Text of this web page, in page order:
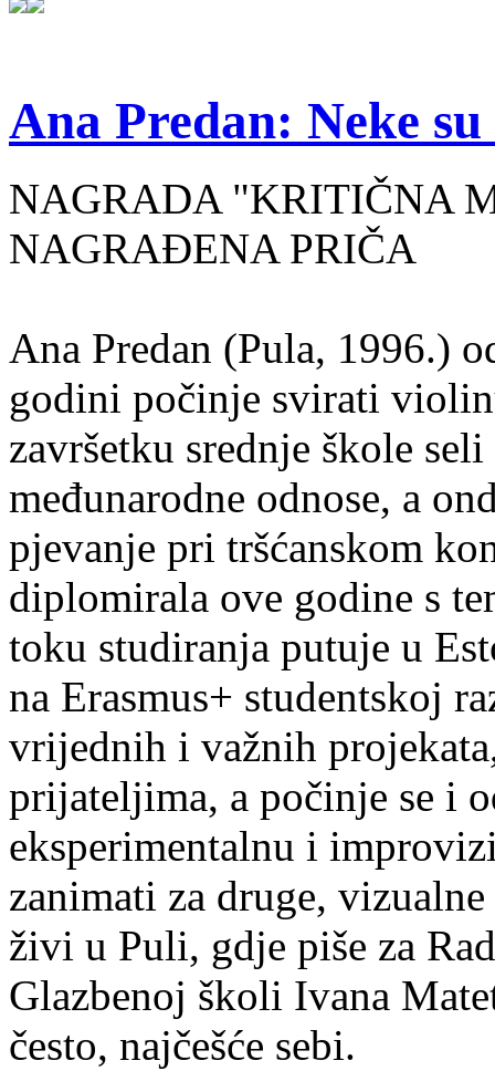
Ana Predan: Neke
NAGRADA "KRITIČNA
NAGRAĐENA PRIČA
Ana Predan (Pula, 1996.)
godini počinje svirati
završetku srednje škole
međunarodne odnose, a
pjevanje pri tršćanskom
diplomirala ove godine s
toku studiranja putuje u
na Erasmus+ studentskoj
vrijednih i važnih
prijateljima, a počinje se i
eksperimentalnu i
zanimati za druge,
živi u Puli, gdje piše za
Glazbenoj školi Ivana
često, najčešće sebi.